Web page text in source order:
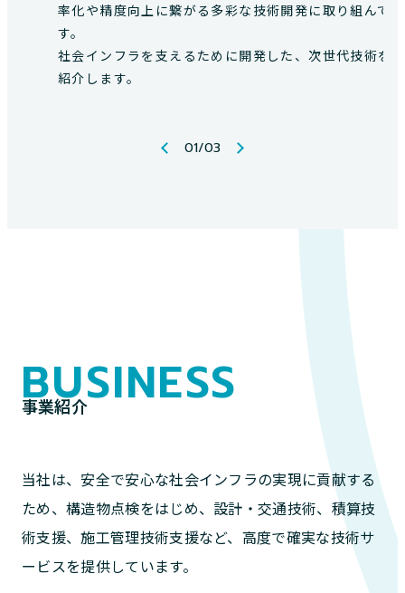
率化や精度向上に繋がる多彩な技術開発に取り組んで
す。
社会インフラを支えるために開発した、次世代技術をご
紹介します。
01/03
BUSINESS
事業紹介
当社は、安全で安心な社会インフラの実現に貢献する
ため、構造物点検をはじめ、設計・交通技術、積算技
術支援、施工管理技術支援など、高度で確実な技術サ
ービスを提供しています。